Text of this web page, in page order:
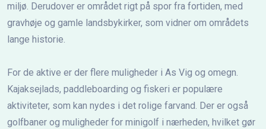
miljø. Derudover er området rigt på spor fra fortiden, med
gravhøje og gamle landsbykirker, som vidner om områdets
lange historie.
For de aktive er der flere muligheder i As Vig og omegn.
Kajaksejlads, paddleboarding og fiskeri er populære
aktiviteter, som kan nydes i det rolige farvand. Der er også
golfbaner og muligheder for minigolf i nærheden, hvilket gør